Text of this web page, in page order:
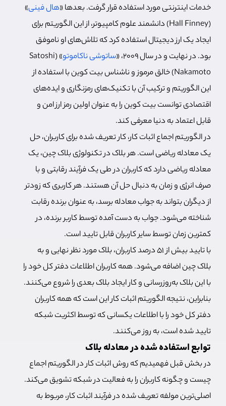
خدمات اینترنتی مورد استفاده قرار گرفت. بعدها «هال فینی»
(Hall Finney) دانشمند علوم کامپیوتر، از این الگوریتم برای
ایجاد یک ارز دیجیتال استفاده کرد که تلاش‌های او ناموفق
بود. در نهایت و در سال 2009، «
ساتوشی ناکاموتو
» (Satoshi
Nakamoto) خالق مرموز و ناشناس بیت کوین با استفاده از
این الگوریتم و ترکیب آن با تکنیک‌های رمزنگاری و ایده‌های
اقتصادی توانست بیت کوین را به عنوان اولین رمز ارز امن و
قابل اعتماد به دنیا معرفی کند.
در الگوریتم اجماع اثبات کار، کار تعریف شده برای کاربران، حل
یک معادله ریاضی است. هر بلاک در تکنولوژی بلاک چین، یک
معادله ریاضی دارد که کاربران در طی یک فرآیند رقابتی و با
صرف انرژی و زمان به دنبال حل آن هستند. هر کاربری که زودتر
از دیگران بتواند به جواب معادله برسد، به عنوان برنده رقابت
شناخته می‌شود. جواب به دست آمده توسط کاربر برنده، در
کمترین زمان توسط سایر کاربران قابل تایید است.
با تایید بیش از 51 درصد کاربران، بلاک مورد نظر نهایی و به
بلاک چین اضافه می‌شود. همه کاربران اطلاعات دفتر کل خود را
با این بلاک به‌روزرسانی و کار ایجاد بلاک بعدی را شروع می‌کنند.
بنابراین، نتیجه الگوریتم اثبات کار این است که همه کاربران
دفتر کل خود را با اطلاعات یکسانی که توسط اکثریت شبکه
تایید شده است، به روز می‌کنند.
توابع استفاده شده در معادله بلاک
در بخش قبل فهمیدیم که روش اثبات کار در الگوریتم اجماع
چیست و چگونه کاربران را به فعالیت در شبکه تشویق می‌کند.
اصلی‌ترین مولفه تعریف شده در فرآیند اثبات کار، مربوط به